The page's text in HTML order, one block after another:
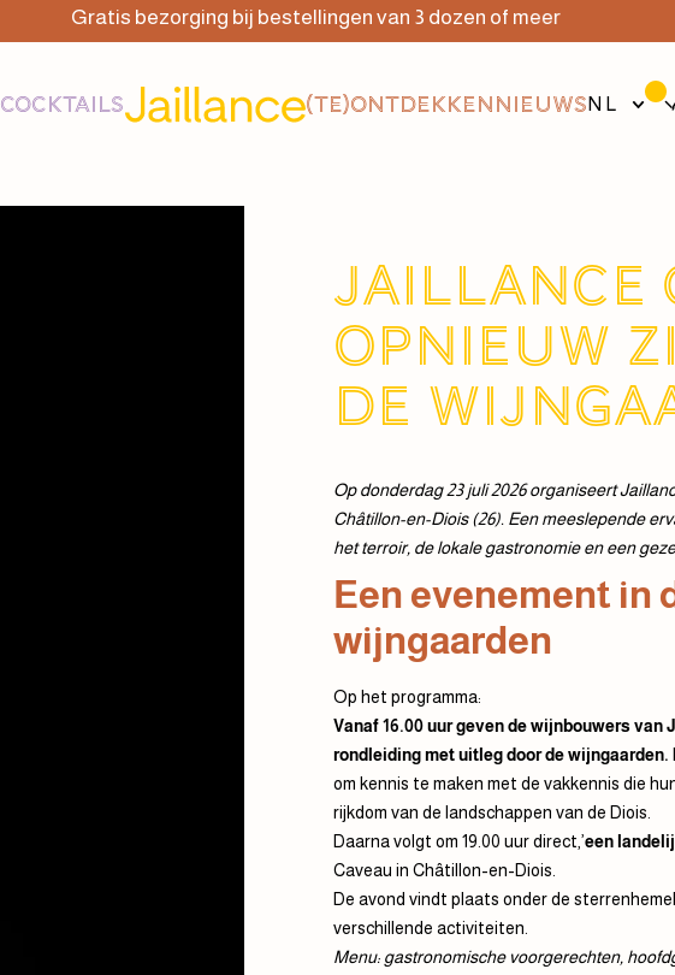
Gratis bezorging bij bestellingen van 3 dozen of meer
COCKTAILS (TE)ONTDEKKENNIEUWS NL
Jaillance
opnieuw
de
Op donderdag 23 juli 2026 organiseert
Châtillon-en-Diois (26). Een meeslepende
het terroir, de lokale gastronomie en een
Een evenement in
wijngaarden
Op het programma:
Vanaf 16.00 uur geven de wijnbouwers
rondleiding met uitleg door de wijngaarden.
om kennis te maken met de vakkennis die
rijkdom van de landschappen van de Diois.
Daarna volgt om 19.00 uur direct,’een
Caveau in Châtillon-en-Diois.
De avond vindt plaats onder de
verschillende activiteiten.
Menu: gastronomische voorgerechten,